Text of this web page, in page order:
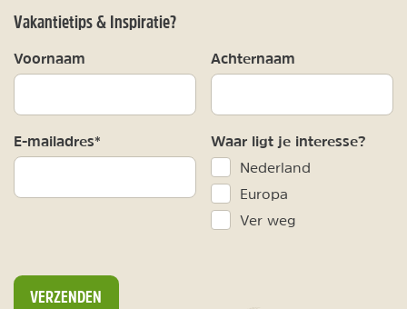
Vakantietips & Inspiratie?
Voornaam Achternaam
E-mailadres* Waar ligt je interesse?
Nederland
Europa
Ver weg
VERZENDEN